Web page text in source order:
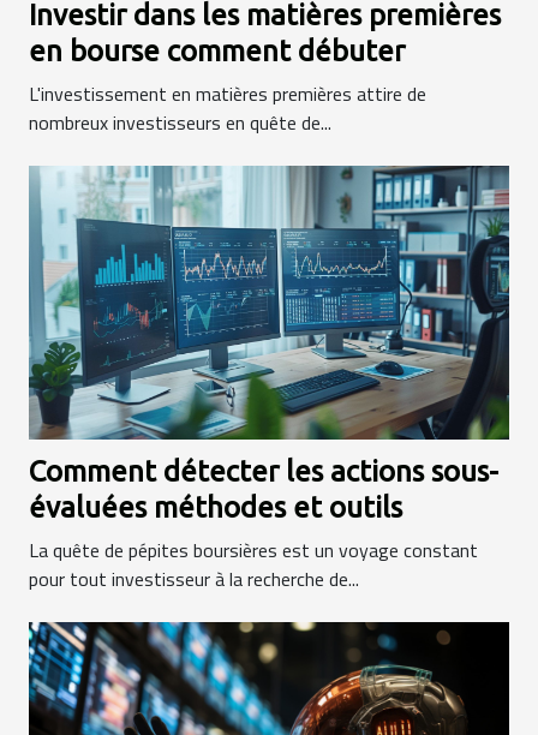
Investir dans les matières premières
en bourse comment débuter
L'investissement en matières premières attire de
nombreux investisseurs en quête de...
Comment détecter les actions sous-
évaluées méthodes et outils
La quête de pépites boursières est un voyage constant
pour tout investisseur à la recherche de...